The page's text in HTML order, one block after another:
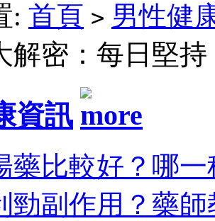
: 首頁 > 男性健
解密：每日堅
資訊
藥比較好？哪
勁副作用？藥